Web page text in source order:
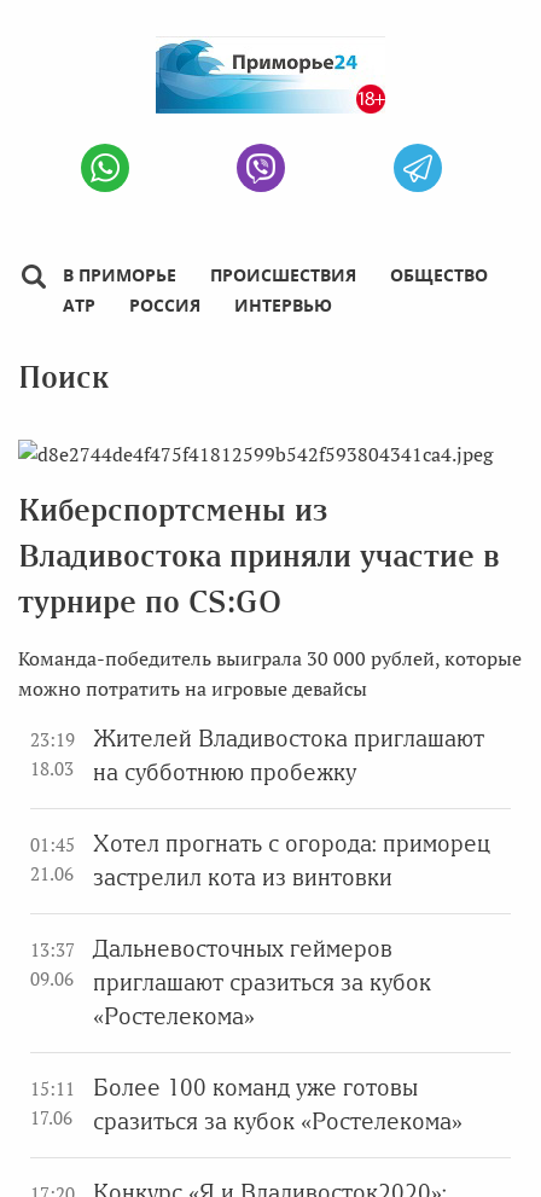
В ПРИМОРЬЕ ПРОИСШЕСТВИЯ
ОБЩЕСТВО
АТР
РОССИЯ ИНТЕРВЬЮ
Поиск
Киберспортсмены из
Владивостока приняли участие в
турнире по CS:GO
Команда-победитель выиграла 30 000 рублей, которые
можно потратить на игровые девайсы
23:19
18.03
Жителей Владивостока приглашают
на субботнюю пробежку
01:45
21.06
Хотел прогнать с огорода: приморец
застрелил кота из винтовки
13:37
09.06
Дальневосточных геймеров
приглашают сразиться за кубок
«Ростелекома»
15:11
17.06
Более 100 команд уже готовы
сразиться за кубок «Ростелекома»